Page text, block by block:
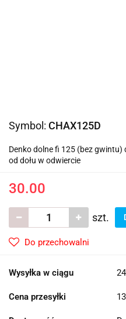
Symbol: CHAX125D
Denko dolne fi 125 (bez
od dołu w odwiercie
30.00
szt.
Do przechowalni
Wysyłka w ciągu
Cena przesyłki 13